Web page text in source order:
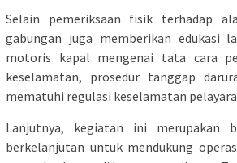
Selain pemeriksaan fisik terhadap
gabungan juga memberikan edukasi
motoris kapal mengenai tata cara
keselamatan, prosedur tanggap
mematuhi regulasi keselamatan
Lanjutnya, kegiatan ini merupakan
berkelanjutan untuk mendukung